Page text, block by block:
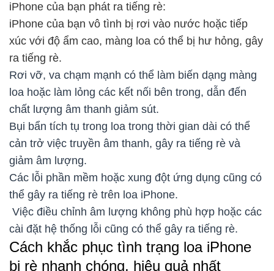
iPhone của bạn phát ra tiếng rè:
iPhone của bạn vô tình bị rơi vào nước hoặc tiếp
xúc với độ ẩm cao, màng loa có thể bị hư hỏng, gây
ra tiếng rè.
Rơi vỡ, va chạm mạnh có thể làm biến dạng màng
loa hoặc làm lỏng các kết nối bên trong, dẫn đến
chất lượng âm thanh giảm sút.
Bụi bẩn tích tụ trong loa trong thời gian dài có thể
cản trở việc truyền âm thanh, gây ra tiếng rè và
giảm âm lượng.
Các lỗi phần mềm hoặc xung đột ứng dụng cũng có
thể gây ra tiếng rè trên loa iPhone.
Việc điều chỉnh âm lượng không phù hợp hoặc các
cài đặt hệ thống lỗi cũng có thể gây ra tiếng rè.
Cách khắc phục tình trạng loa iPhone
bị rè nhanh chóng, hiệu quả nhất